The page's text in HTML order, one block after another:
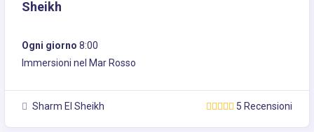
Sheikh
Ogni giorno 8:00
Immersioni nel Mar Rosso
Sharm El Sheikh 5 Recensioni